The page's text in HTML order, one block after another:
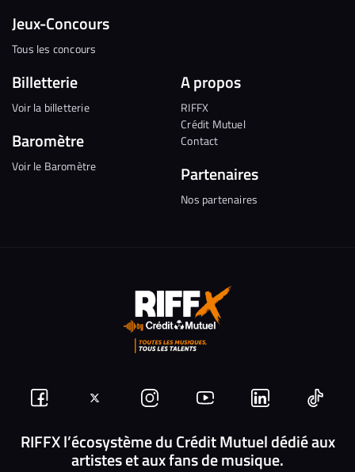
Jeux-Concours
Tous les concours
Billetterie
Voir la billetterie
Baromètre
Voir le Baromètre
A propos
RIFFX
Crédit Mutuel
Contact
Partenaires
Nos partenaires
Suivez-
nous
Suivez-
nous
sur
Nous
rejoindre
sur
Nous
rejoindre
sur
Nous
rejoindre
sur
Nous
RIFFX l’écosystème du Crédit Mutuel dédié aux
artistes et aux fans de musique.